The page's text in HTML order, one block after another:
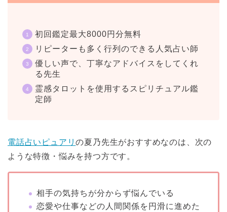
初回鑑定最大8000円分無料
リピーターも多く行列のできる人気占い師
優しい声で、丁寧なアドバイスをしてくれ
る先生
霊感タロットを使用するスピリチュアル鑑
定師
電話占いピュアリの夏乃先生がおすすめなのは、次の
ような特徴・悩みを持つ方です。
相手の気持ちが分からず悩んでいる
恋愛や仕事などの人間関係を円滑に進めた